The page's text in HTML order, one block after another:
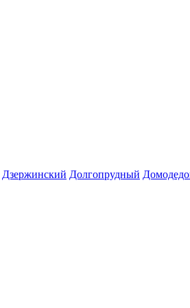
Дзержинский Долгопрудный